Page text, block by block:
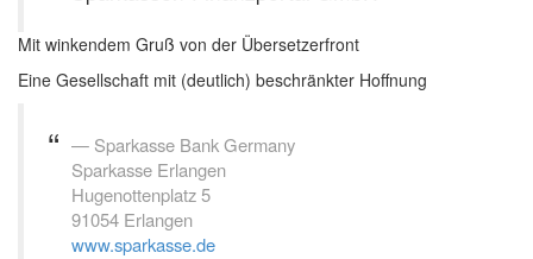
Mit winkendem Gruß von der Übersetzerfront
Eine Gesellschaft mit (deutlich) beschränkter Hoffnung
Sparkasse Bank Germany
Sparkasse Erlangen
Hugenottenplatz 5
91054 Erlangen
www.sparkasse.de